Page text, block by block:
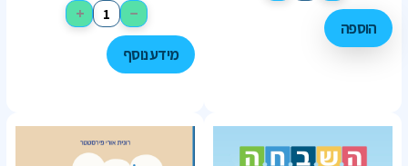
הוספה
−
+
מידע נוסף